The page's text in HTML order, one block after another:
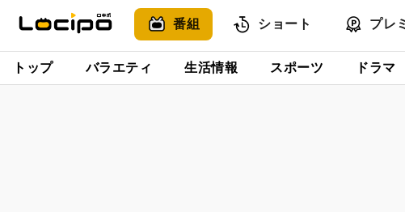
番組 ショート プレ
トップ バラエティ 生活情報 スポーツ ドラマ